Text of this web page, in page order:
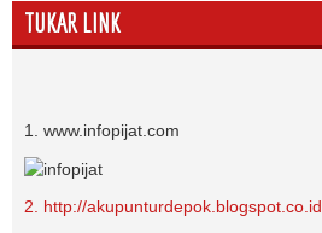
TUKAR LINK
1. www.infopijat.com
2. http://akupunturdepok.blogspot.co.id